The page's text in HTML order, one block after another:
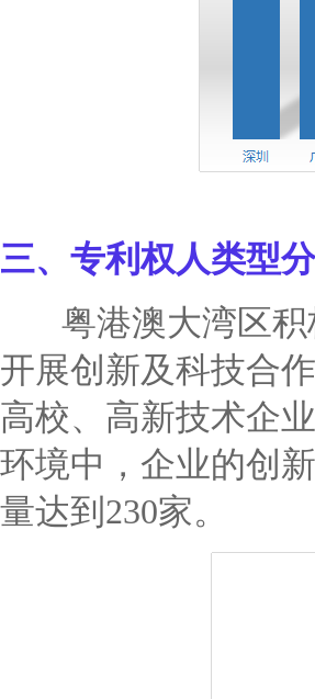
三、专利权人类型
粤港澳大湾区
开展创新及科技合
高校、高新技术企
环境中，企业的创
量达到230家。